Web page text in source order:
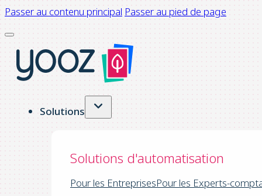
Passer au contenu principal Passer au pied de page
Solutions
Solutions d'automatisation
Pour les EntreprisesPour les Experts-